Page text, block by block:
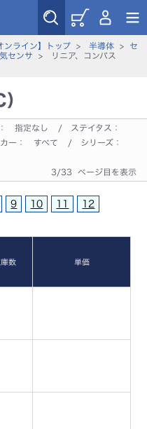
ンライン】トップ> 半導体>
セ
センサ > リニア、コンパス
）
指定なし
/ ステイタス：
ー： すべて
/ シリーズ：
3/33 ページ目を表示
9 10 11
12
数 単価